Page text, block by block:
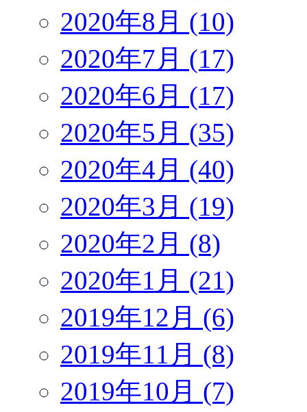
2020年8月 (10)
2020年7月 (17)
2020年6月 (17)
2020年5月 (35)
2020年4月 (40)
2020年3月 (19)
2020年2月 (8)
2020年1月 (21)
2019年12月 (6)
2019年11月 (8)
2019年10月 (7)